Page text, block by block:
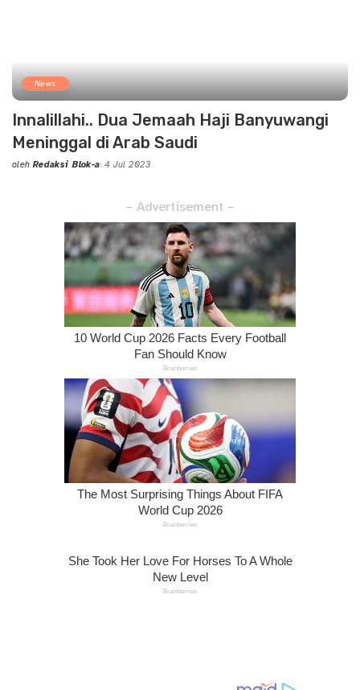
News
Innalillahi.. Dua Jemaah Haji Banyuwangi
Meninggal di Arab Saudi
Posted
oleh Redaksi Blok-a 4 Jul 2023
– Advertisement –